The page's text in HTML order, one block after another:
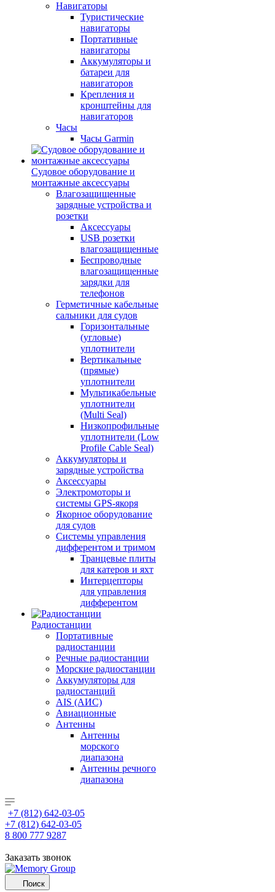
Навигаторы
Туристические
навигаторы
Портативные
навигаторы
Аккумуляторы и
батареи для
навигаторов
Крепления и
кронштейны для
навигаторов
Часы
Часы Garmin
Судовое оборудование и
монтажные аксессуары
Влагозащищенные
зарядные устройства и
розетки
Аксессуары
USB розетки
влагозащищенные
Беспроводные
влагозащищенные
зарядки для
телефонов
Герметичные кабельные
сальники для судов
Горизонтальные
(угловые)
уплотнители
Вертикальные
(прямые)
уплотнители
Мультикабельные
уплотнители
(Multi Seal)
Низкопрофильные
уплотнители (Low
Profile Cable Seal)
Аккумуляторы и
зарядные устройства
Аксессуары
Электромоторы и
системы GPS-якоря
Якорное оборудование
для судов
Системы управления
дифферентом и тримом
Транцевые плиты
для катеров и яхт
Интерцепторы
для управления
дифферентом
Радиостанции
Портативные
радиостанции
Речные радиостанции
Морские радиостанции
Аккумуляторы для
радиостанций
AIS (АИС)
Авиационные
Антенны
Антенны
морского
диапазона
Антенны речного
диапазона
+7 (812) 642-03-05
+7 (812) 642-03-05
8 800 777 9287
Заказать звонок
Поиск